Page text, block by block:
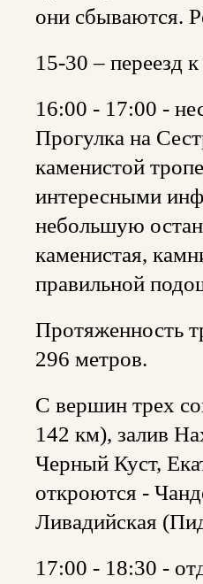
они сбываются.
15-30 – переезд
16:00 - 17:00 -
Прогулка на
каменистой
интересными
небольшую
каменистая,
правильной
Протяженность
296 метров.
С вершин трех
142 км), залив
Черный Куст,
откроются -
Ливадийская
17:00 - 18:30 -